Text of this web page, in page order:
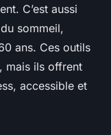
C’est aussi
sommeil,
ans. Ces outils
mais ils offrent
accessible et